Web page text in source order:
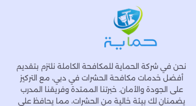
نحن في شركة الحماية للمكافحة الكاملة نلتزم بتقديم
أفضل خدمات مكافحة الحشرات في دبي، مع التركيز
على الجودة والأمان. خبرتنا الممتدة وفريقنا المدرب
يضمنان لك بيئة خالية من الحشرات، مما يحافظ على